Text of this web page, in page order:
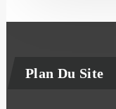
Plan Du Site